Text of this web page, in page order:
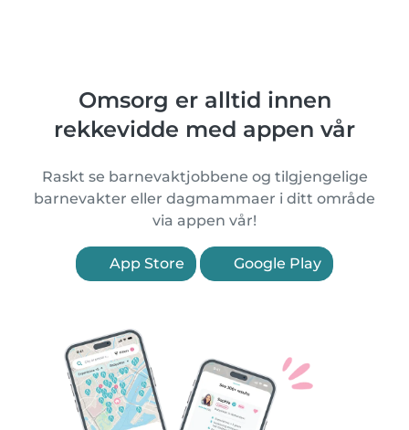
Omsorg er alltid innen
rekkevidde med appen vår
Raskt se barnevaktjobbene og tilgjengelige
barnevakter eller dagmammaer i ditt område
via appen vår!
App Store Google Play